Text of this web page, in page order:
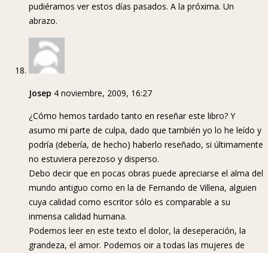
pudiéramos ver estos días pasados. A la próxima. Un
abrazo.
Josep 4 noviembre, 2009, 16:27
¿Cómo hemos tardado tanto en reseñar este libro? Y
asumo mi parte de culpa, dado que también yo lo he leído y
podría (debería, de hecho) haberlo reseñado, si últimamente
no estuviera perezoso y disperso.
Debo decir que en pocas obras puede apreciarse el alma del
mundo antiguo como en la de Fernando de Villena, alguien
cuya calidad como escritor sólo es comparable a su
inmensa calidad humana.
Podemos leer en este texto el dolor, la deseperación, la
grandeza, el amor. Podemos oir a todas las mujeres de